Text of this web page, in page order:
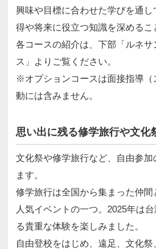
興味や目標に合わせた学びを通
得や将来に役立つ知識を深めるこ
各コースの紹介は、下部「ルネ
ス」よりご覧ください。
※オプションコースは面接指導（
動には含みません。
思い出に残る修学旅行や文化
文化祭や修学旅行など、自由参
ます。
修学旅行は全国から集まった仲
人気イベントの一つ。2025年は
る貴重な体験を楽しみました。
自由登校をはじめ、遠足、文化祭